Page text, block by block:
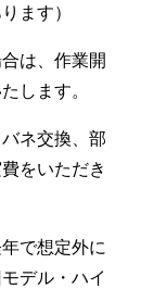
ます）
は、作業開
します。
ネ交換、部
をいただき
で想定外に
デル・ハイ